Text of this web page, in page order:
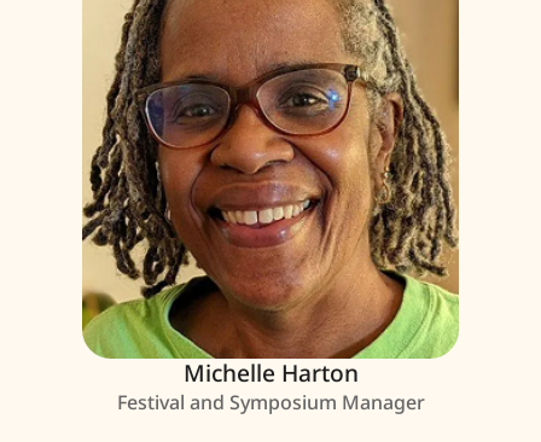
Michelle Harton
Festival and Symposium Manager